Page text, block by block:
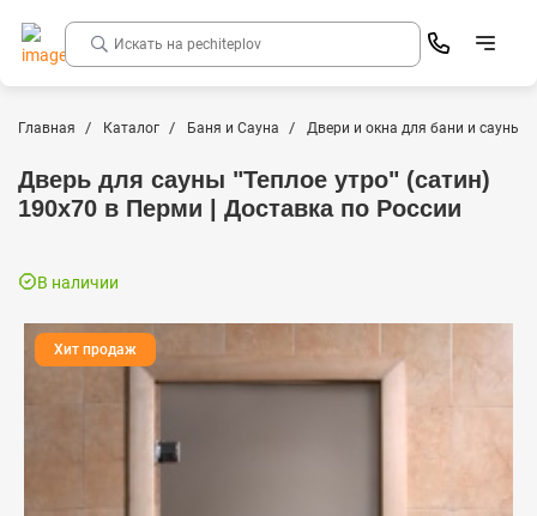
Главная Каталог Баня и Сауна Двери и окна для бани и сауны
Дверь для сауны "Теплое утро" (сатин)
190х70 в Перми | Доставка по России
В наличии
Хит продаж